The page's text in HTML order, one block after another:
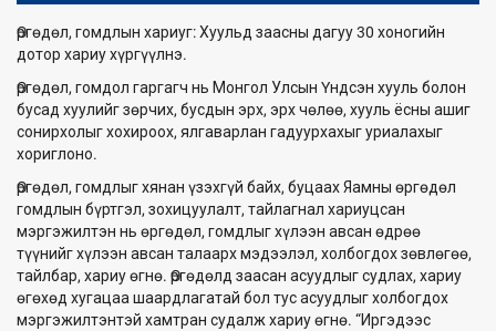
Өргөдөл, гомдлын хариуг: Хуульд заасны дагуу 30 хоногийн
дотор хариу хүргүүлнэ.
Өргөдөл, гомдол гаргагч нь Монгол Улсын Үндсэн хууль болон
бусад хуулийг зөрчих, бусдын эрх, эрх чөлөө, хууль ёсны ашиг
сонирхолыг хохироох, ялгаварлан гадуурхахыг уриалахыг
хориглоно.
Өргөдөл, гомдлыг хянан үзэхгүй байх, буцаах Яамны өргөдөл
гомдлын бүртгэл, зохицуулалт, тайлагнал хариуцсан
мэргэжилтэн нь өргөдөл, гомдлыг хүлээн авсан өдрөө
түүнийг хүлээн авсан талаарх мэдээлэл, холбогдох зөвлөгөө,
тайлбар, хариу өгнө. Өргөдөлд заасан асуудлыг судлах, хариу
өгөхөд хугацаа шаардлагатай бол тус асуудлыг холбогдох
мэргэжилтэнтэй хамтран судалж хариу өгнө. “Иргэдээс